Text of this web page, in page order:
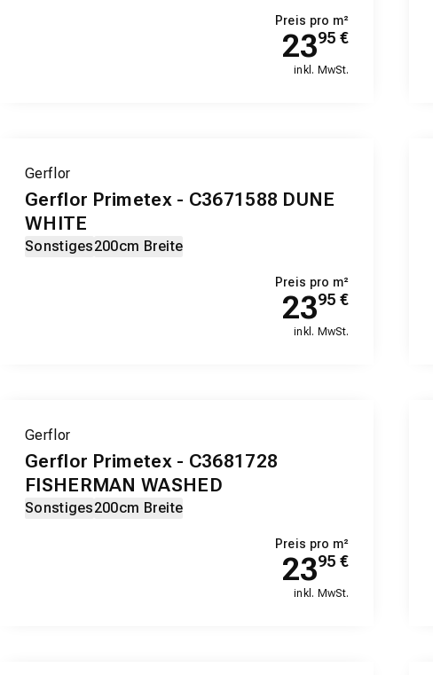
Preis pro m²
2395 €
inkl. MwSt.
Gerflor
Gerflor Primetex - C3671588 DUNE
WHITE
Sonstiges200cm Breite
Preis pro m²
2395 €
inkl. MwSt.
Gerflor
Gerflor Primetex - C3681728
FISHERMAN WASHED
Sonstiges200cm Breite
Preis pro m²
2395 €
inkl. MwSt.